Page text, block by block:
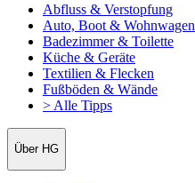
Abfluss & Verstopfung
Auto, Boot & Wohnwagen
Badezimmer & Toilette
Küche & Geräte
Textilien & Flecken
Fußböden & Wände
> Alle Tipps
Über HG